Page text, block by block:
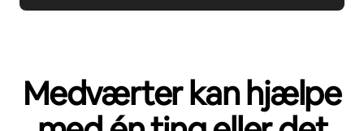
Medværter kan hjælpe